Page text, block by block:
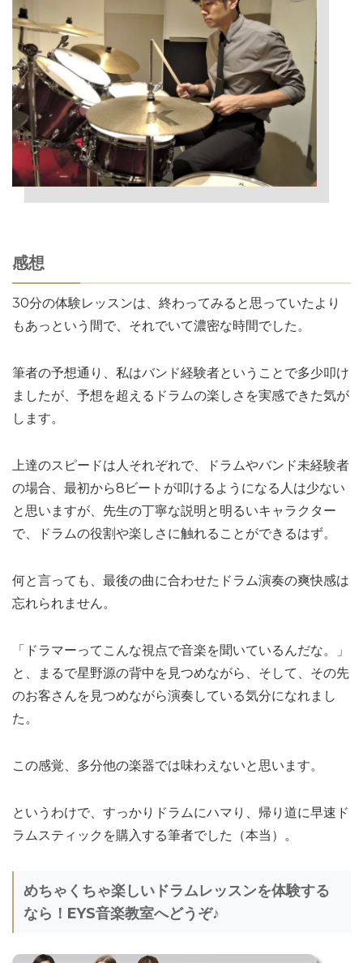
感想
30分の体験レッスンは、終わってみると思っていたより
もあっという間で、それでいて濃密な時間でした。
筆者の予想通り、私はバンド経験者ということで多少叩け
ましたが、予想を超えるドラムの楽しさを実感できた気が
します。
上達のスピードは人それぞれで、ドラムやバンド未経験者
の場合、最初から8ビートが叩けるようになる人は少ない
と思いますが、先生の丁寧な説明と明るいキャラクター
で、ドラムの役割や楽しさに触れることができるはず。
何と言っても、最後の曲に合わせたドラム演奏の爽快感は
忘れられません。
「ドラマーってこんな視点で音楽を聞いているんだな。」
と、まるで星野源の背中を見つめながら、そして、その先
のお客さんを見つめながら演奏している気分になれまし
た。
この感覚、多分他の楽器では味わえないと思います。
というわけで、すっかりドラムにハマり、帰り道に早速ド
ラムスティックを購入する筆者でした（本当）。
めちゃくちゃ楽しいドラムレッスンを体験する
なら！EYS音楽教室へどうぞ♪